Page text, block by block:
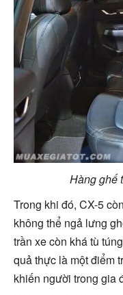
Hàng ghế
Trong khi đó, CX-5
không thể ngả lưng
trần xe còn khá tù
quả thực là một điểm
khiến người trong gia